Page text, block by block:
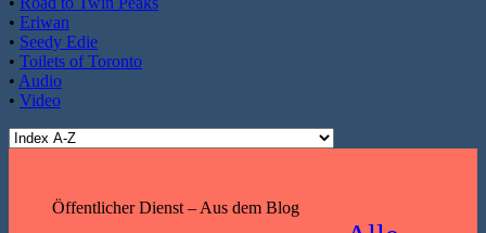
• Eriwan
• Seedy Edie
• Toilets of Toronto
• Audio
• Video
Öffentlicher Dienst – Aus dem Blog